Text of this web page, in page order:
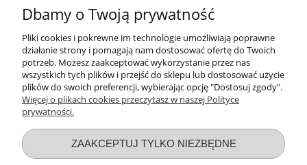
dzięki którym łatwiej przejdziesz ten etap, a także szereg
Laktatory, funkcjonalne chusty, a nawet witaminy – nie zapominaj
o sobie! Pamiętaj, by po ciężkim dniu zapewnić sobie nieco relaksu
– np. za sprawą bezpiecznych kosmetyków z naszej oferty.
Zapraszamy na zakupy!
Dbamy o Twoją prywatność
Pliki cookies i pokrewne im technologie umożliwiają poprawne
działanie strony i pomagają nam dostosować ofertę do Twoich
potrzeb. Możesz zaakceptować wykorzystanie przez nas
wszystkich tych plików i przejść do sklepu lub dostosować użycie
plików do swoich preferencji, wybierając opcję "Dostosuj zgody".
Więcej o plikach cookies przeczytasz w naszej Polityce
prywatności.
ZAAKCEPTUJ TYLKO NIEZBĘDNE